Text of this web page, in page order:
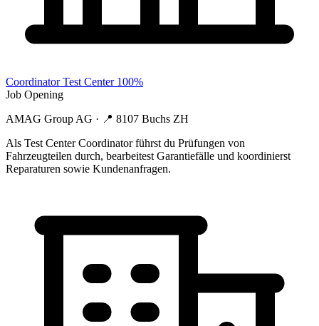
Coordinator Test Center 100%
Job Opening
AMAG Group AG · 📍 8107 Buchs ZH
Als Test Center Coordinator führst du Prüfungen von
Fahrzeugteilen durch, bearbeitest Garantiefälle und koordinierst
Reparaturen sowie Kundenanfragen.